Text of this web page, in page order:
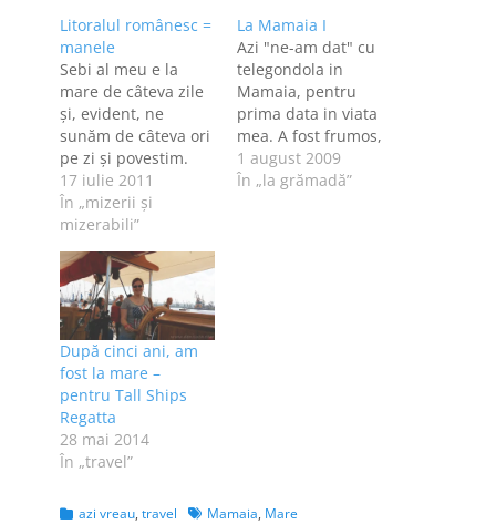
Litoralul românesc =
manele
Sebi al meu e la
mare de câteva zile
şi, evident, ne
sunăm de câteva ori
pe zi şi povestim.
Cum nu poate să
stea într-o cameră
de hotel/pensiune şi
să se coacă acolo
toată ziua, împreună
cu Robert vizitează
diverse obiective
turistice - mai mult
sau mai puţin
puse…
17 iulie 2011
În „mizerii şi
mizerabili”
La Mamaia I
Azi "ne-am dat" cu
telegondola in
Mamaia, pentru
prima data in viata
mea. A fost frumos,
dar cam scurt [15
minute], iar maine
1 august 2009
În „la grămadă”
După cinci ani, am
fost la mare –
pentru Tall Ships
Regatta
28 mai 2014
În „travel”
Categories
azi vreau, travel TagsMamaia, Mare